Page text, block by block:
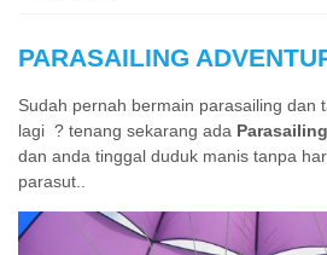
PARASAILING
Sudah pernah bermain parasailing dan
lagi ? tenang sekarang ada
dan anda tinggal duduk manis tanpa
parasut..